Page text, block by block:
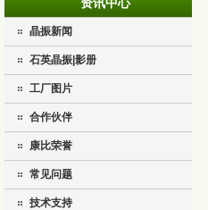
晶振新闻
石英晶振|影册
工厂图片
合作伙伴
康比荣誉
常见问题
技术支持